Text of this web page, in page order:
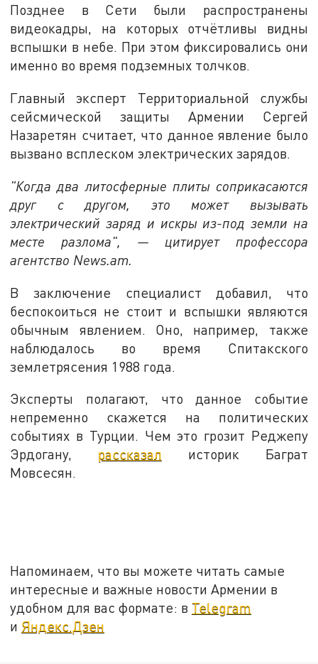
Позднее в Сети были распространены
видеокадры, на которых отчётливы видны
вспышки в небе. При этом фиксировались они
именно во время подземных толчков.
Главный эксперт Территориальной службы
сейсмической защиты Армении Сергей
Назаретян считает, что данное явление было
вызвано всплеском электрических зарядов.
"Когда два литосферные плиты соприкасаются
друг с другом, это может вызывать
электрический заряд и искры из-под земли на
месте разлома", — цитирует профессора
агентство News.am.
В заключение специалист добавил, что
беспокоиться не стоит и вспышки являются
обычным явлением. Оно, например, также
наблюдалось во время Спитакского
землетрясения 1988 года.
Эксперты полагают, что данное событие
непременно скажется на политических
событиях в Турции. Чем это грозит Реджепу
Эрдогану, рассказал историк Баграт
Мовсесян.
Напоминаем, что вы можете читать самые
интересные и важные новости Армении в
удобном для вас формате: в Telegram
и Яндекс.Дзен